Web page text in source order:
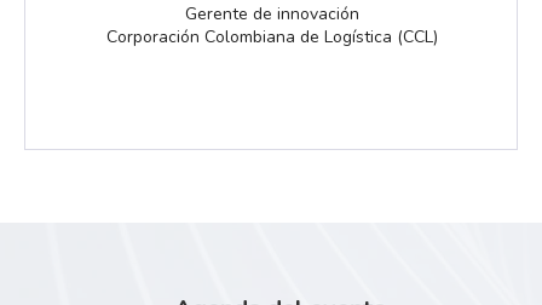
Gerente de innovación
Corporación Colombiana de Logística (CCL)